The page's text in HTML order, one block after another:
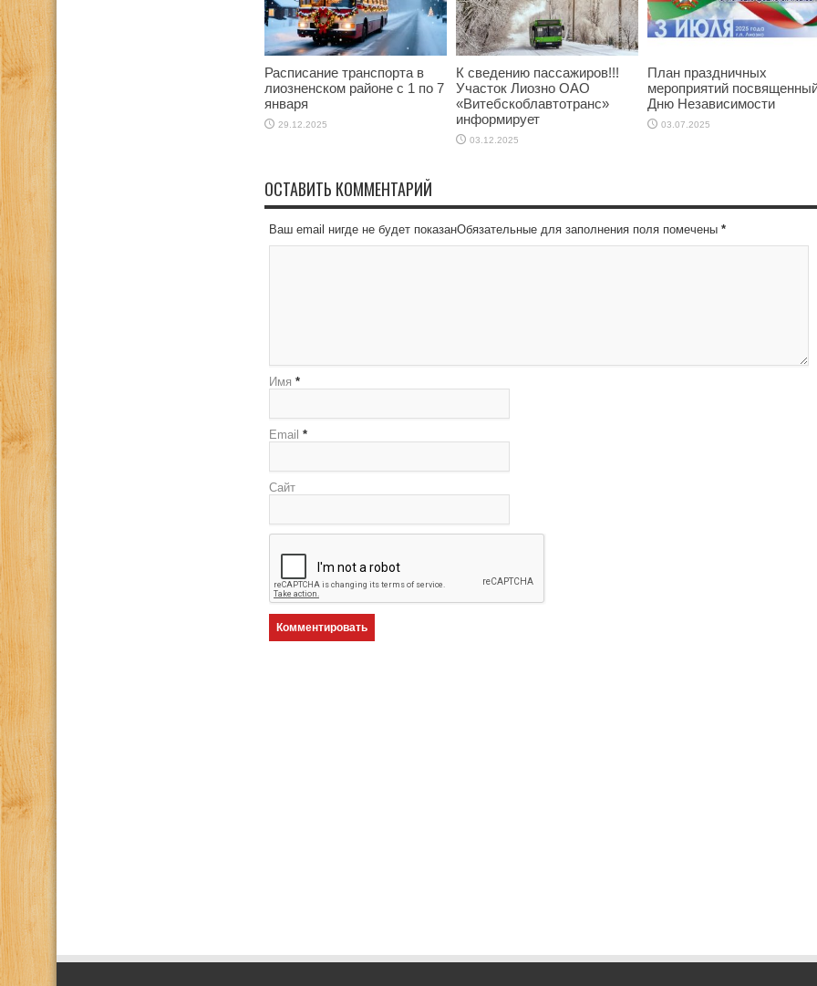
Расписание транспорта в
лиозненском районе с 1 по 7
января
29.12.2025
К сведению пассажиров!!!
Участок Лиозно ОАО
«Витебскоблавтотранс»
информирует
03.12.2025
План праздничных
мероприятий
Дню Независимости
03.07.2025
ОСТАВИТЬ КОММЕНТАРИЙ
Ваш email нигде не будет показанОбязательные для заполнения поля помечены *
Имя *
Email *
Сайт